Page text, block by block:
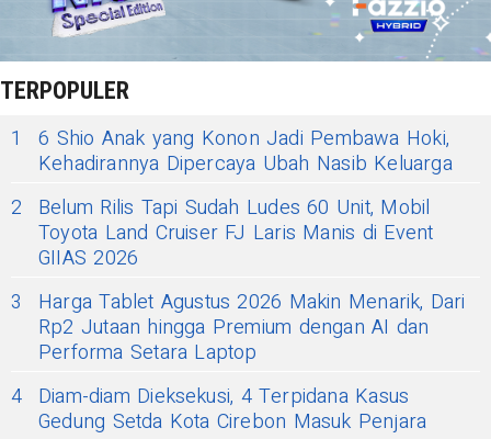
TERPOPULER
1
6 Shio Anak yang Konon Jadi Pembawa Hoki,
Kehadirannya Dipercaya Ubah Nasib Keluarga
2
Belum Rilis Tapi Sudah Ludes 60 Unit, Mobil
Toyota Land Cruiser FJ Laris Manis di Event
GIIAS 2026
3
Harga Tablet Agustus 2026 Makin Menarik, Dari
Rp2 Jutaan hingga Premium dengan AI dan
Performa Setara Laptop
4 Diam-diam Dieksekusi, 4 Terpidana Kasus
Gedung Setda Kota Cirebon Masuk Penjara